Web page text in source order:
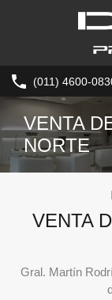
(011) 4600-
VENTA
NORTE
VENTA
Gral. Martín